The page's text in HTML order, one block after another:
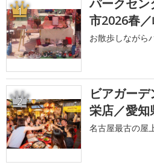
1
パークセン
市2026春
お散歩しながら
2
ビアガー
栄店／愛知
名古屋最古の屋